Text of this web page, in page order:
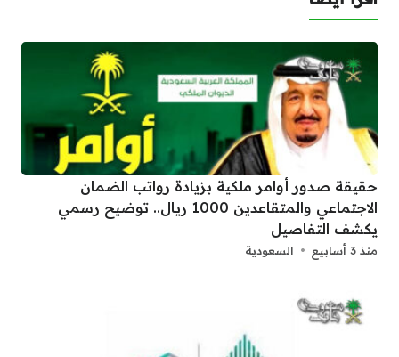
حقيقة صدور أوامر ملكية بزيادة رواتب الضمان
الاجتماعي والمتقاعدين 1000 ريال.. توضيح رسمي
يكشف التفاصيل
منذ 3 أسابيع السعودية